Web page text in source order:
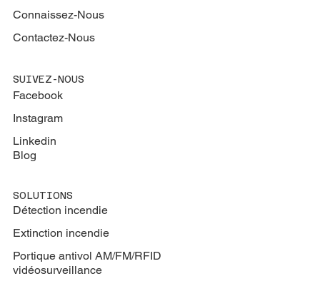
Connaissez-Nous
Contactez-Nous
SUIVEZ-NOUS
Facebook
Instagram
Linkedin
Blog
SOLUTIONS
Détection incendie
Extinction incendie
Portique antivol AM/FM/RFID
vidéosurveillance